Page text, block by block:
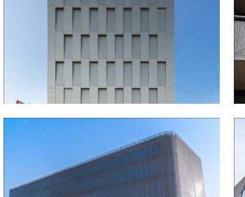
MOXY HOTEL IN UTRECHT